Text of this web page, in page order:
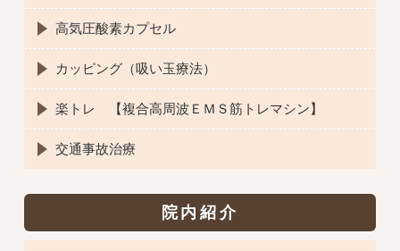
高気圧酸素カプセル
カッピング（吸い玉療法）
楽トレ 【複合高周波ＥＭＳ筋トレマシン】
交通事故治療
院内紹介